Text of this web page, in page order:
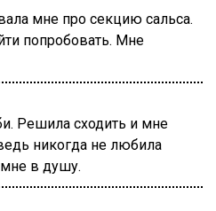
мне про секцию сальса.
попробовать. Мне
Решила сходить и мне
никогда не любила
мне в душу.